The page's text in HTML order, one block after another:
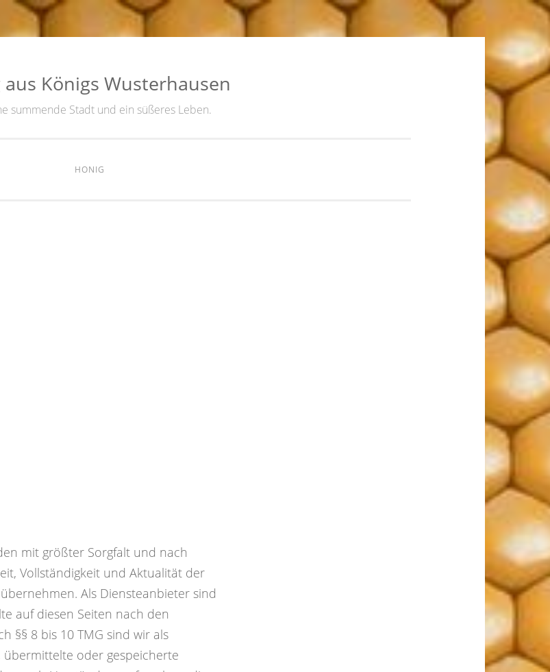
aus Königs Wusterhausen
summende Stadt und ein süßeres Leben.
HONIG
mit größter Sorgfalt und nach
Vollständigkeit und Aktualität der
Als Diensteanbieter sind
auf diesen Seiten nach den
§§ 8 bis 10 TMG sind wir als
oder gespeicherte